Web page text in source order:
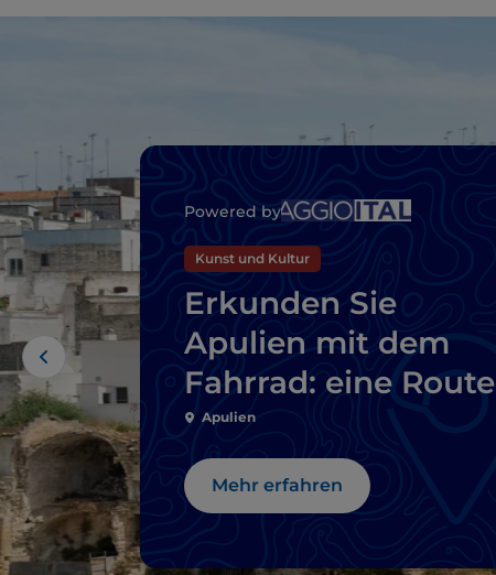
Powered by
Kunst und Kultur
Erkunden Sie
Apulien mit dem
Fahrrad: eine Route
von Gravina nach
Ginosa
Apulien
Mehr erfahren